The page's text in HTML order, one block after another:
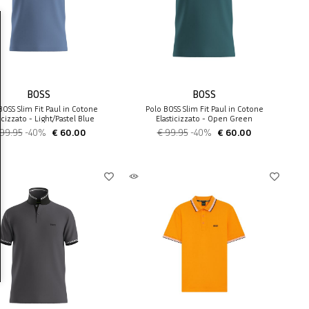
BOSS
Slim Fit Paul in Cotone
- Light/Pastel Blue
99.95 -40% € 60.00
BOSS
Polo BOSS Slim Fit Paul in Cotone
Elasticizzato - Open Green
€ 99.95 -40% € 60.00